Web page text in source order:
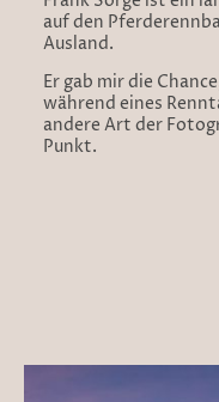
auf den
Ausland.
Er gab mir die
während eines
andere Art der
Punkt.